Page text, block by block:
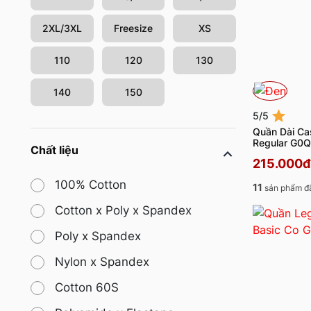
2XL/3XL Freesize XS
110 120 130
140 150
Chất liệu
100% Cotton
Cotton x Poly x Spandex
Poly x Spandex
Nylon x Spandex
Cotton 60S
5/5
Quần Dài
Regular
215.000đ
11 sản phẩm